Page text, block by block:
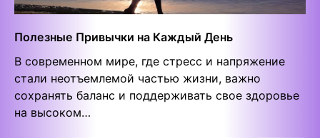
Полезные Привычки на Каждый День
В современном мире, где стресс и напряжение
стали неотъемлемой частью жизни, важно
сохранять баланс и поддерживать свое здоровье
на высоком…